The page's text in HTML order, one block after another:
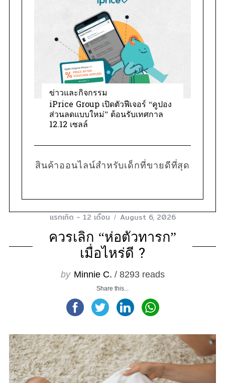
ข่าวและกิจกรรม
iPrice Group เปิดตัวฟีเจอร์ “คูปอง
ส่วนลดแบบใหม่” ต้อนรับเทศกาล
12.12 เซลล์
สินค้าออนไลน์สำหรับเด็กที่ขายดีที่สุด
แรกเกิด - 12 เดือน August 6, 2026
ควรเลิก “ห่อตัวทารก”
เมื่อไหร่ดี ?
by Minnie C. / 8293 reads
Share this...